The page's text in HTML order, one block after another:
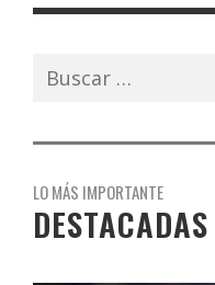
Buscar:
LO MÁS IMPORTANTE
DESTACADAS